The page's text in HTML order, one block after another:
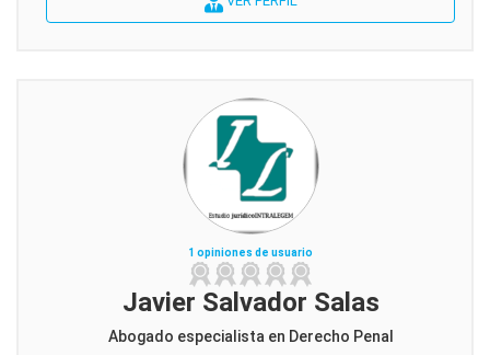
1 opiniones de usuario
Javier Salvador Salas
Abogado especialista en Derecho Penal